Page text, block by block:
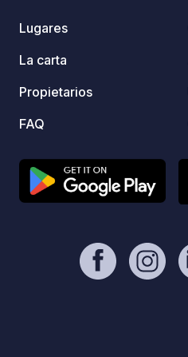
Lugares
La carta
Propietarios
FAQ